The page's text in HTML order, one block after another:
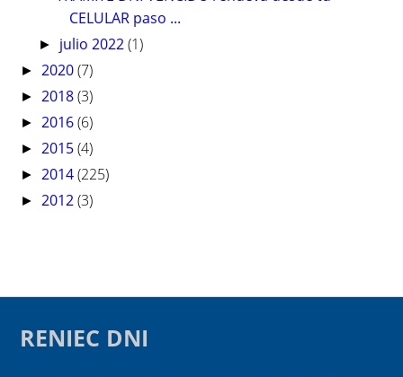
CELULAR paso ...
► julio 2022(1)
► 2020(7)
► 2018(3)
► 2016(6)
► 2015(4)
► 2014(225)
► 2012(3)
RENIEC DNI